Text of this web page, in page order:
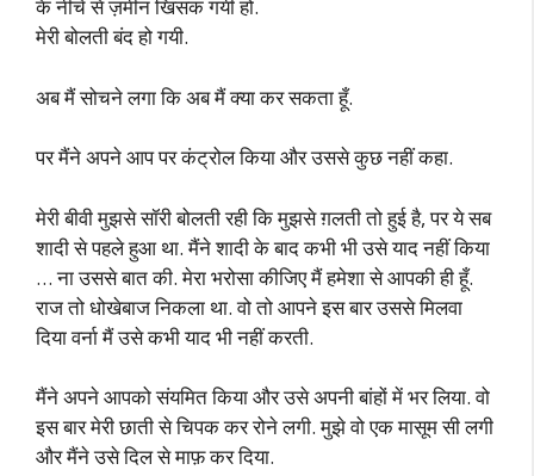
के नीचे से ज़मीन खिसक गयी हो.
मेरी बोलती बंद हो गयी.
अब मैं सोचने लगा कि अब मैं क्या कर सकता हूँ.
पर मैंने अपने आप पर कंट्रोल किया और उससे कुछ नहीं कहा.
मेरी बीवी मुझसे सॉरी बोलती रही कि मुझसे ग़लती तो हुई है, पर ये सब
शादी से पहले हुआ था. मैंने शादी के बाद कभी भी उसे याद नहीं किया
… ना उससे बात की. मेरा भरोसा कीजिए मैं हमेशा से आपकी ही हूँ.
राज तो धोखेबाज निकला था. वो तो आपने इस बार उससे मिलवा
दिया वर्ना मैं उसे कभी याद भी नहीं करती.
मैंने अपने आपको संयमित किया और उसे अपनी बांहों में भर लिया. वो
इस बार मेरी छाती से चिपक कर रोने लगी. मुझे वो एक मासूम सी लगी
और मैंने उसे दिल से माफ़ कर दिया.